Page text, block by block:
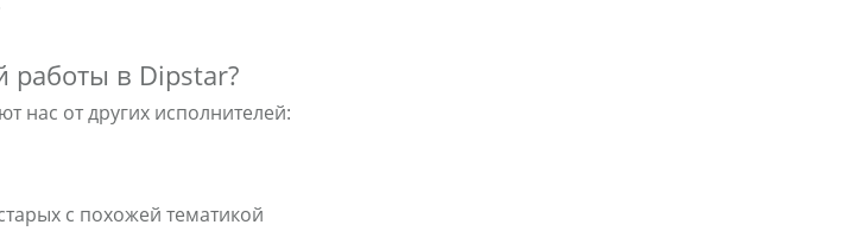
работы в Dipstar?
нас от других исполнителей:
с похожей тематикой